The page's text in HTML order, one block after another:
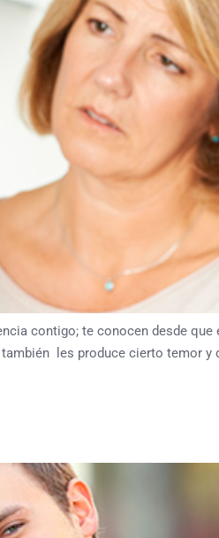
contigo; te conocen desde que
les produce cierto temor y